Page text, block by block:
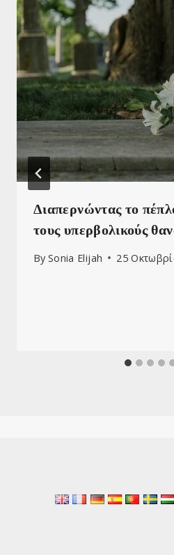
Διαπερνώντας το
τους υπερβολικούς
By Sonia Elijah 25